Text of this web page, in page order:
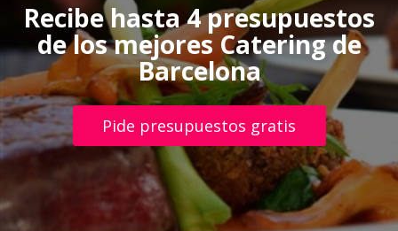
Recibe hasta 4 presupuestos
de los mejores Catering de
Barcelona
Pide presupuestos gratis